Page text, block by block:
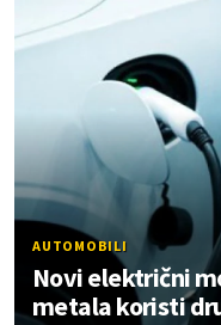
AUTOMOBILI
Novi električni
metala koristi